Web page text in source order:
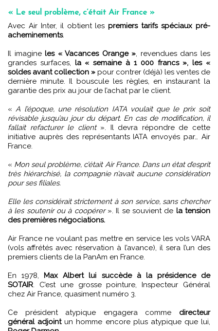
« Le seul problème, c’était Air France »
Avec Air Inter, il obtient lespremiers tarifs spéciaux pré-
acheminements.
Il imagineles « Vacances Orange », revendues dans les
grandes surfaces, la « semaine à 1 000 francs », les «
soldes avant collection » pour contrer (déjà) les ventes de
dernière minute. Il bouscule les règles, en instaurant la
garantie des prix au jour de l’achat par le client.
«A l’époque, une résolution IATA voulait que le prix soit
révisable jusqu’au jour du départ. En cas de modification, il
fallait refacturer le client». Il devra répondre de cette
initiative auprès des représentants IATA envoyés par… Air
France.
« Mon seul problème, c’était Air France. Dans un état d’esprit
très hiérarchisé, la compagnie n’avait aucune considération
pour ses filiales.
Elle les considérait strictement à son service, sans chercher
à les soutenir ou à coopérer». Il se souvient de la tension
des premières négociations.
Air France ne voulant pas mettre en service les vols VARA
(vols affrétés avec réservation à l’avance), il sera l’un des
premiers clients de la PanAm en France.
En 1978, Max Albert lui succède à la présidence de
SOTAIR. C’est une grosse pointure, Inspecteur Général
chez Air France, quasiment numéro 3.
Ce président atypique engagera comme directeur
général adjointun homme encore plus atypique que lui,